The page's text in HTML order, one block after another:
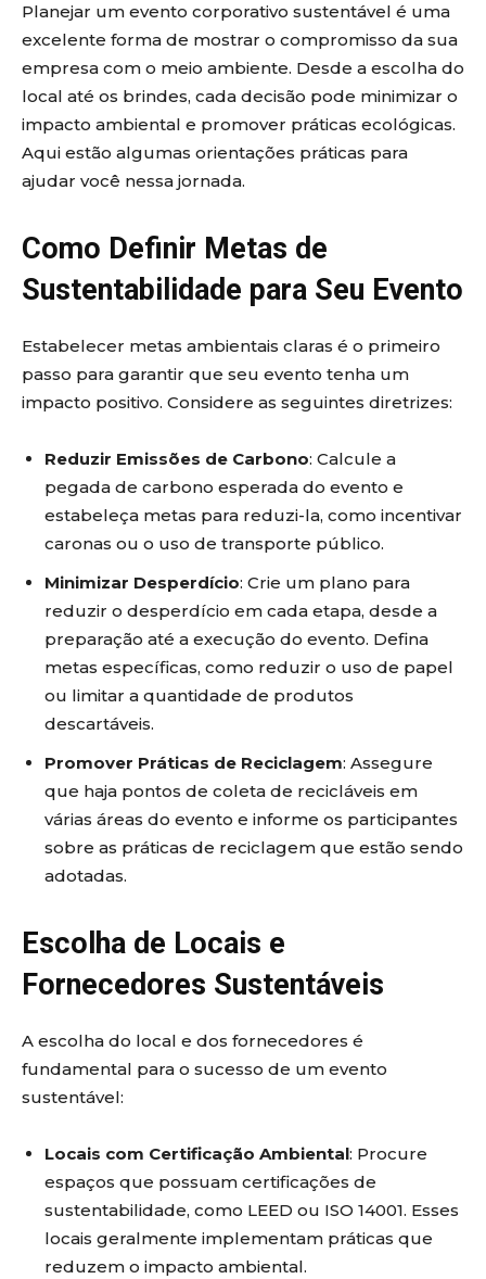
Planejar um evento corporativo sustentável é uma
excelente forma de mostrar o compromisso da sua
empresa com o meio ambiente. Desde a escolha do
local até os brindes, cada decisão pode minimizar o
impacto ambiental e promover práticas ecológicas.
Aqui estão algumas orientações práticas para
ajudar você nessa jornada.
Como Definir Metas de
Sustentabilidade para Seu Evento
Estabelecer metas ambientais claras é o primeiro
passo para garantir que seu evento tenha um
impacto positivo. Considere as seguintes diretrizes:
Reduzir Emissões de Carbono: Calcule a
pegada de carbono esperada do evento e
estabeleça metas para reduzi-la, como incentivar
caronas ou o uso de transporte público.
Minimizar Desperdício: Crie um plano para
reduzir o desperdício em cada etapa, desde a
preparação até a execução do evento. Defina
metas específicas, como reduzir o uso de papel
ou limitar a quantidade de produtos
descartáveis.
Promover Práticas de Reciclagem: Assegure
que haja pontos de coleta de recicláveis em
várias áreas do evento e informe os participantes
sobre as práticas de reciclagem que estão sendo
adotadas.
Escolha de Locais e
Fornecedores Sustentáveis
A escolha do local e dos fornecedores é
fundamental para o sucesso de um evento
sustentável:
Locais com Certificação Ambiental: Procure
espaços que possuam certificações de
sustentabilidade, como LEED ou ISO 14001. Esses
locais geralmente implementam práticas que
reduzem o impacto ambiental.